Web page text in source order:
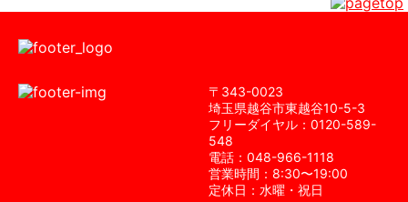
〒343-0023
埼⽟県越⾕市東越⾕10-5-3
フリーダイヤル：0120-589-
548
電話：048-966-1118
営業時間：8:30〜19:00
定休⽇：⽔曜・祝⽇